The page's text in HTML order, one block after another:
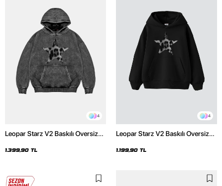
4
Leopar Starz V2 Baskılı Oversize
Hoodie
1.399,90 TL
4
Leopar Starz V2 Baskılı Oversize
1.199,90 TL